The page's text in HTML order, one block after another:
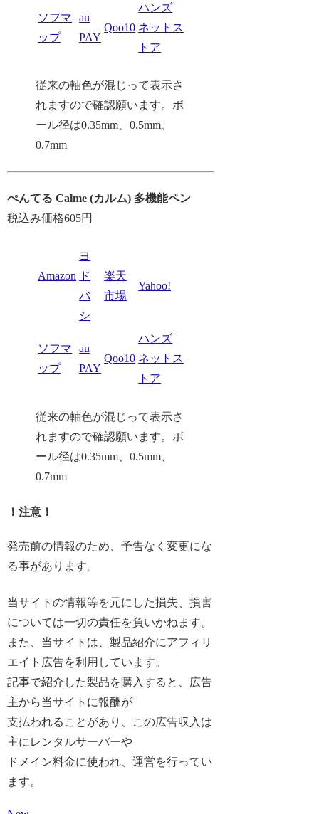
ソフマ
ップ
au
PAY
Qoo10
ハンズ
ネットス
トア
従来の軸色が混じって表示さ
れますので確認願います。ボ
ール径は0.35mm、0.5mm、
0.7mm
ぺんてる Calme (カルム) 多機能ペン
税込み価格605円
Amazon
ヨ
ド
バ
シ
楽天
市場
Yahoo!
ソフマ
ップ
au
PAY
Qoo10
ハンズ
ネットス
トア
従来の軸色が混じって表示さ
れますので確認願います。ボ
ール径は0.35mm、0.5mm、
0.7mm
！注意！
発売前の情報のため、予告なく変更にな
る事があります。
当サイトの情報等を元にした損失、損害
については一切の責任を負いかねます。
また、当サイトは、製品紹介にアフィリ
エイト広告を利用しています。
記事で紹介した製品を購入すると、広告
主から当サイトに報酬が
支払われることがあり、この広告収入は
主にレンタルサーバーや
ドメイン料金に使われ、運営を行ってい
ます。